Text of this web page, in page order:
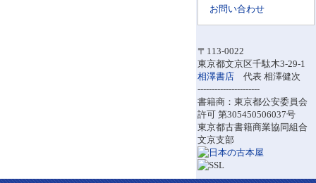
お問い合わせ
〒113-0022
東京都文京区千駄木3-29-1
相澤書店 代表 相澤健次
----------------------
書籍商：東京都公安委員会
許可 第305450506037号
東京都古書籍商業協同組合
文京支部